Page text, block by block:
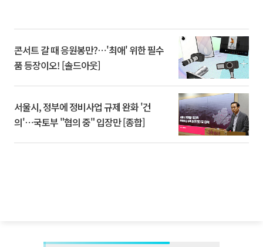
콘서트 갈 때 응원봉만?⋯'최애' 위한 필수
품 등장이오! [솔드아웃]
서울시, 정부에 정비사업 규제 완화 '건
의'⋯국토부 "협의 중" 입장만 [종합]